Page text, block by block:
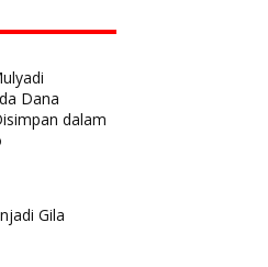
Dana
dalam
Gila